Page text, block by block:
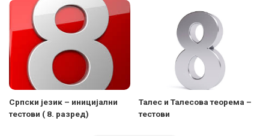
Српски језик – иницијални
тестови ( 8. разред)
Талес и Талесова теорема –
тестови